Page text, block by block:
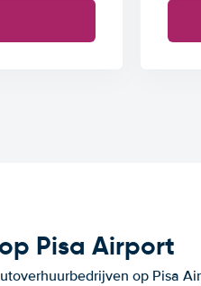
Pisa Airport
op Pisa